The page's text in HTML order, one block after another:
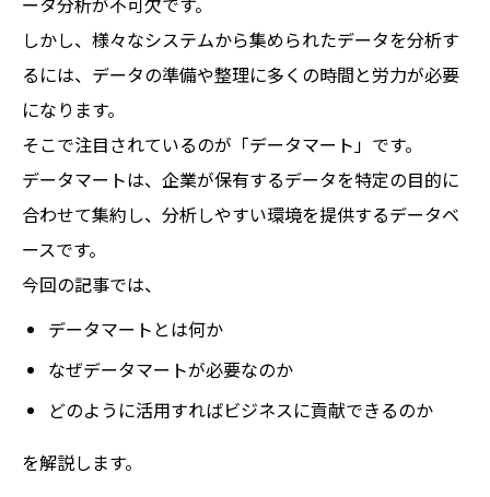
しかし、様々なシステムから集められたデータを分析す
るには、データの準備や整理に多くの時間と労力が必要
になります。
そこで注目されているのが「データマート」です。
データマートは、企業が保有するデータを特定の目的に
合わせて集約し、分析しやすい環境を提供するデータベ
ースです。
今回の記事では、
データマートとは何か
なぜデータマートが必要なのか
どのように活用すればビジネスに貢献できるのか
を解説します。